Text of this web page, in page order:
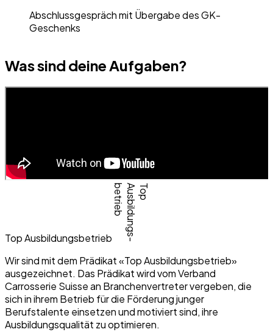
Abschlussgespräch mit Übergabe des GK-
Geschenks
Was sind deine Aufgaben?
Top Ausbildungsbetrieb
Top
Ausbildungs-
betrieb
Wir sind mit dem Prädikat «Top Ausbildungsbetrieb»
ausgezeichnet. Das Prädikat wird vom Verband
Carrosserie Suisse an Branchenvertreter vergeben, die
sich in ihrem Betrieb für die Förderung junger
Berufstalente einsetzen und motiviert sind, ihre
Ausbildungsqualität zu optimieren.